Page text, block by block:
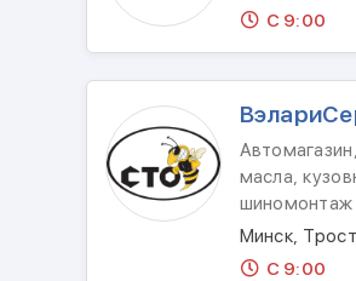
С 9:00
масла,
шиномонтаж
Минск,
С 9:00